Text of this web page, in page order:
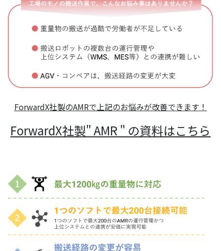
ForwardX社製のAMRで上記のお悩みが改善できます！
ForwardX社製" AMR " の資料はこちら